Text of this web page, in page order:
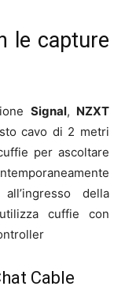
le capture
Signal, NZXT
cavo di 2 metri
per ascoltare
della
cuffie con
Cable